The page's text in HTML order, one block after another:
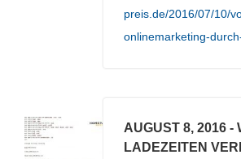
preis.de/2016/07/10/
onlinemarketing-
AUGUST 8, 2016 -
LADEZEITEN